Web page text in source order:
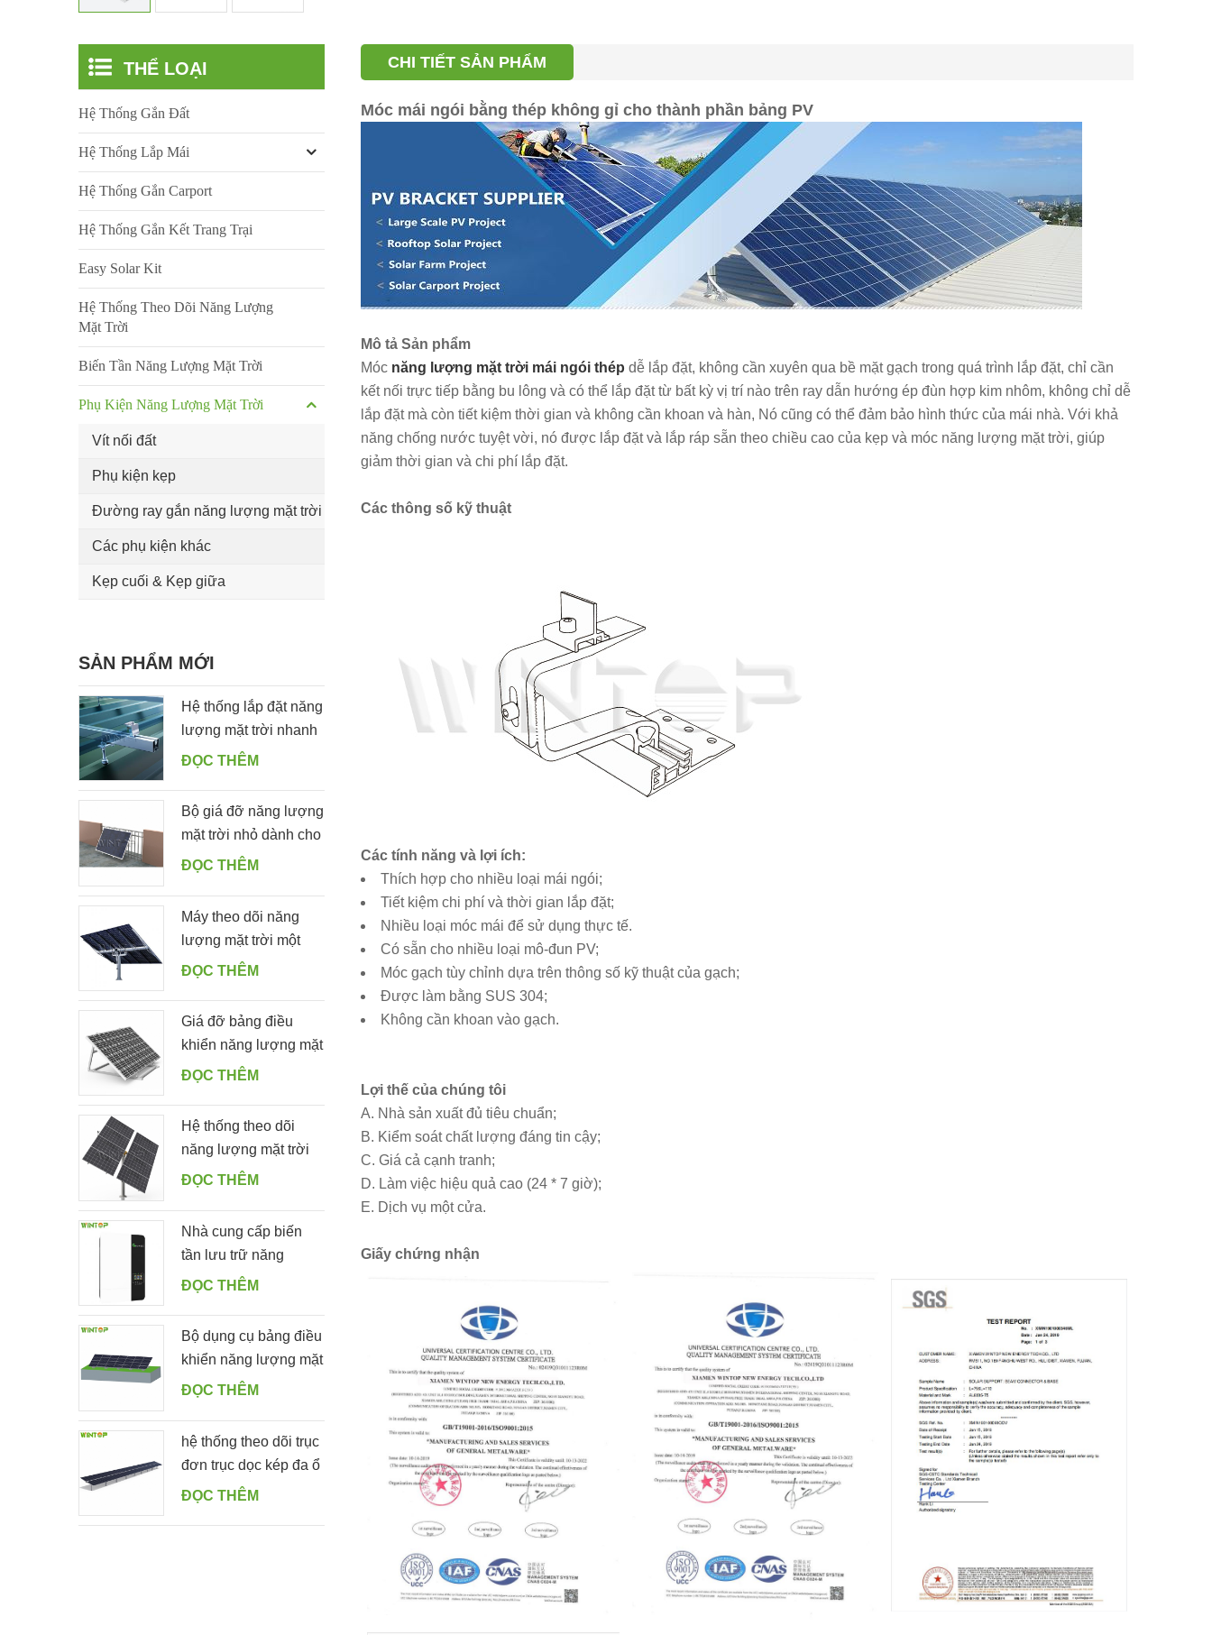
CHI TIẾT SẢN PHẨM
Móc mái ngói bằng thép không gỉ cho thành phần bảng PV
Mô tả Sản phẩm
Móc năng lượng mặt trời mái ngói thép dễ lắp đặt, không cần xuyên qua bề mặt gạch trong quá trình lắp đặt, chỉ cần
kết nối trực tiếp bằng bu lông và có thể lắp đặt từ bất kỳ vị trí nào trên ray dẫn hướng ép đùn hợp kim nhôm, không chỉ dễ
lắp đặt mà còn tiết kiệm thời gian và không cần khoan và hàn, Nó cũng có thể đảm bảo hình thức của mái nhà. Với khả
năng chống nước tuyệt vời, nó được lắp đặt và lắp ráp sẵn theo chiều cao của kẹp và móc năng lượng mặt trời, giúp
giảm thời gian và chi phí lắp đặt.
Các thông số kỹ thuật
Các tính năng và lợi ích:
Thích hợp cho nhiều loại mái ngói;
Tiết kiệm chi phí và thời gian lắp đặt;
Nhiều loại móc mái để sử dụng thực tế.
Có sẵn cho nhiều loại mô-đun PV;
Móc gạch tùy chỉnh dựa trên thông số kỹ thuật của gạch;
Được làm bằng SUS 304;
Không cần khoan vào gạch.
Lợi thế của chúng tôi
A. Nhà sản xuất đủ tiêu chuẩn;
B. Kiểm soát chất lượng đáng tin cậy;
C. Giá cả cạnh tranh;
D. Làm việc hiệu quả cao (24 * 7 giờ);
E. Dịch vụ một cửa.
Giấy chứng nhận
THỂ LOẠI
Hệ Thống Gắn Đất
Hệ Thống Lắp Mái
Hệ Thống Gắn Carport
Hệ Thống Gắn Kết Trang Trại
Easy Solar Kit
Hệ Thống Theo Dõi Năng Lượng
Mặt Trời
Biến Tần Năng Lượng Mặt Trời
Phụ Kiện Năng Lượng Mặt Trời
Vít nối đất
Phụ kiện kẹp
Đường ray gắn năng lượng mặt trời
Các phụ kiện khác
Kẹp cuối & Kẹp giữa
SẢN PHẨM MỚI
Hệ thống lắp đặt năng
lượng mặt trời nhanh
trên mái thiếc với móc
ĐỌC THÊM
Bộ giá đỡ năng lượng
mặt trời nhỏ dành cho
khu dân cư dành cho
ĐỌC THÊM
Máy theo dõi năng
lượng mặt trời một
cọc tự động với 10
ĐỌC THÊM
Giá đỡ bảng điều
khiển năng lượng mặt
trời dễ dàng bằng
ĐỌC THÊM
Hệ thống theo dõi
năng lượng mặt trời
một hàng kép thông
ĐỌC THÊM
Nhà cung cấp biến
tần lưu trữ năng
lượng mặt trời ngoài
ĐỌC THÊM
Bộ dụng cụ bảng điều
khiển năng lượng mặt
trời gắn trên mặt đất
ĐỌC THÊM
hệ thống theo dõi trục
đơn trục dọc kép đa ổ
ĐỌC THÊM